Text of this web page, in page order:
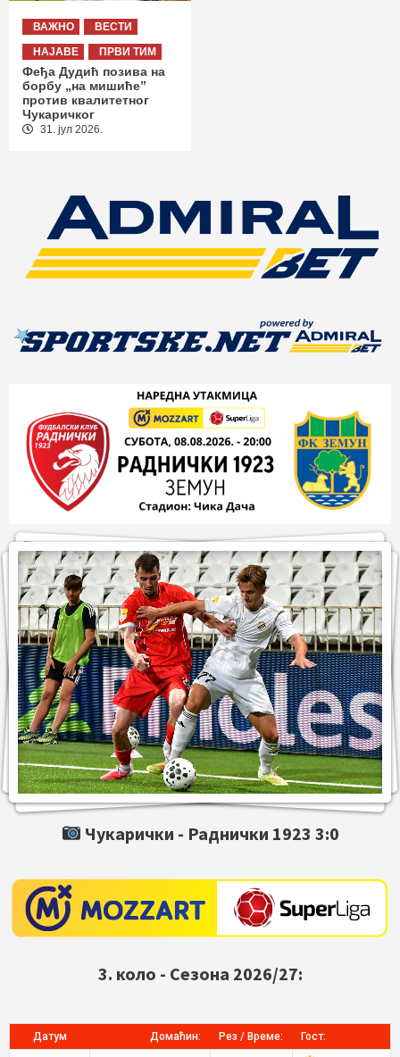
ВАЖНО
ВЕСТИ
НАЈАВЕ
ПРВИ ТИМ
Феђа Дудић позива на
борбу „на мишиће”
против квалитетног
Чукаричког
31. јул 2026.
Чукарички - Раднички 1923 3:0
3. коло - Сезона 2026/27:
Датум Домаћин: Рез / Време: Гост: